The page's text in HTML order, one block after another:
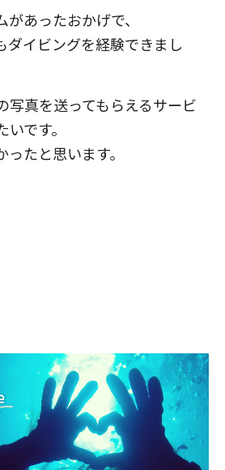
あったおかげで、
ダイビングを経験できまし
写真を送ってもらえるサービ
です。
たと思います。